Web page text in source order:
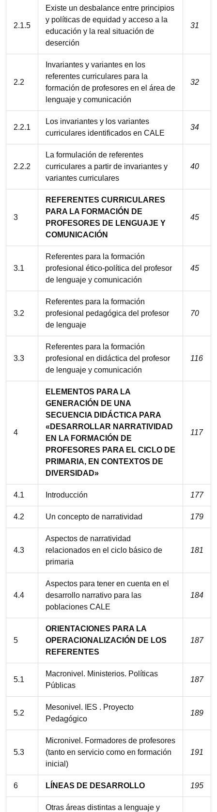
2.1.5
Existe un desbalance entre principios
y políticas de equidad y acceso a la
educación y la real situación de
deserción
31
2.2
Invariantes y variantes en los
referentes curriculares para la
formación de profesores en el área de
lenguaje y comunicación
32
2.2.1
Los invariantes y los variantes
curriculares identificados en CALE
34
2.2.2
La formulación de referentes
curriculares a partir de invariantes y
variantes curriculares
40
3
REFERENTES CURRICULARES
PARA LA FORMACIÓN DE
PROFESORES DE LENGUAJE Y
COMUNICACIÓN
45
3.1
Referentes para la formación
profesional ético-política del profesor
de lenguaje y comunicación
45
3.2
Referentes para la formación
profesional pedagógica del profesor
de lenguaje
70
3.3
Referentes para la formación
profesional en didáctica del profesor
de lenguaje y comunicación
116
4
ELEMENTOS PARA LA
GENERACIÓN DE UNA
SECUENCIA DIDÁCTICA PARA
«DESARROLLAR NARRATIVIDAD
EN LA FORMACIÓN DE
PROFESORES PARA EL CICLO DE
PRIMARIA, EN CONTEXTOS DE
DIVERSIDAD»
117
4.1 Introducción 177
4.2 Un concepto de narratividad 179
4.3
Aspectos de narratividad
relacionados en el ciclo básico de
primaria
181
4.4
Aspectos para tener en cuenta en el
desarrollo narrativo para las
poblaciones CALE
184
5
ORIENTACIONES PARA LA
OPERACIONALIZACIÓN DE LOS
REFERENTES
187
5.1
Macronivel. Ministerios. Políticas
Públicas
187
5.2
Mesonivel. IES . Proyecto
Pedagógico
189
5.3
Micronivel. Formadores de profesores
(tanto en servicio como en formación
inicial)
191
6 LÍNEAS DE DESARROLLO 195
Otras áreas distintas a lenguaje y